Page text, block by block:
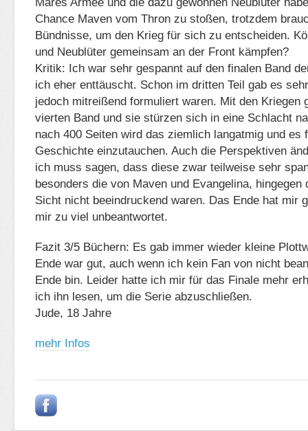
Chance Maven vom Thron zu stoßen, trotzdem
Bündnisse, um den Krieg für sich zu entscheiden.
und Neublüter gemeinsam an der Front kämpfen?
Kritik: Ich war sehr gespannt auf den finalen Band
ich eher enttäuscht. Schon im dritten Teil gab es
jedoch mitreißend formuliert waren. Mit den Kriegen
vierten Band und sie stürzen sich in eine Schlacht
nach 400 Seiten wird das ziemlich langatmig und es
Geschichte einzutauchen. Auch die Perspektiven
ich muss sagen, dass diese zwar teilweise sehr
besonders die von Maven und Evangelina, hingegen
Sicht nicht beeindruckend waren. Das Ende hat mir
mir zu viel unbeantwortet.
Fazit 3/5 Büchern: Es gab immer wieder kleine
Ende war gut, auch wenn ich kein Fan von nicht
Ende bin. Leider hatte ich mir für das Finale mehr
ich ihn lesen, um die Serie abzuschließen.
Jude, 18 Jahre
mehr Infos